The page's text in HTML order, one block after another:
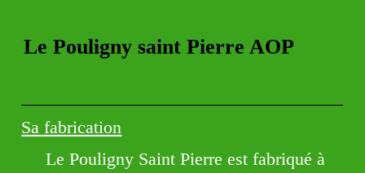
Le Pouligny saint Pierre AOP
Sa fabrication
Le Pouligny Saint Pierre est fabriqué à